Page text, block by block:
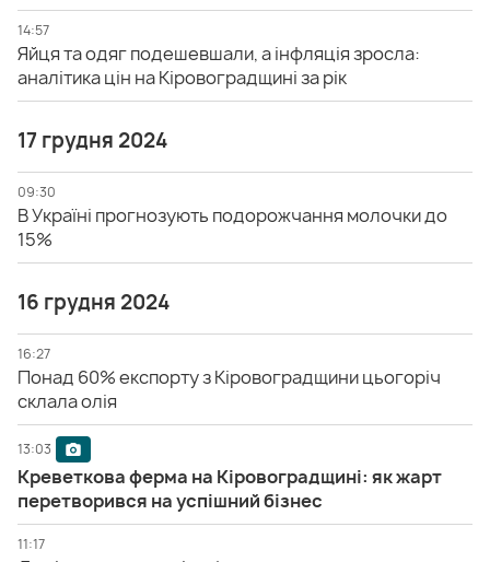
14:57
Яйця та одяг подешевшали, а інфляція зросла:
аналітика цін на Кіровоградщині за рік
17 грудня 2024
09:30
В Україні прогнозують подорожчання молочки до
15%
16 грудня 2024
16:27
Понад 60% експорту з Кіровоградщини цьогоріч
склала олія
13:03
Креветкова ферма на Кіровоградщині: як жарт
перетворився на успішний бізнес
11:17